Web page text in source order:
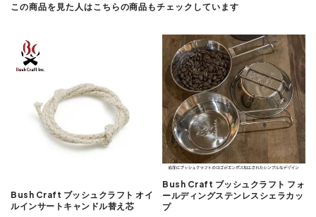
この商品を見た人はこちらの商品もチェックしています
Bush Craft ブッシュクラフト オイ
ルインサートキャンドル替え芯
Bush Craft ブッシュクラフト フォ
ールディングステンレスシェラカッ
プ